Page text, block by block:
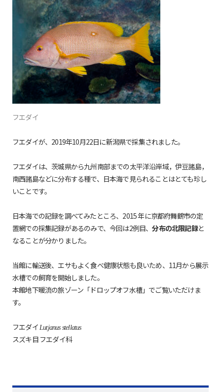
フエダイ
フエダイが、2019年10月22日に新潟県で採集されました。
フエダイは、茨城県から九州南部までの太平洋沿岸域，伊豆諸島，
南西諸島などに分布する種で、日本海で見られることはとても珍し
いことです。
日本海での記録を調べてみたところ、2015 年に京都府舞鶴市の定
置網での採集記録があるのみで、今回は2例目、分布の北限記録と
なることが分かりました。
当館に輸送後、エサもよく食べ健康状態も良いため、11月から展示
水槽での飼育を開始しました。
本館地下暖流の旅ゾーン「ドロップオフ水槽」でご覧いただけま
す。
フエダイ Lutjanus stellatus
スズキ目 フエダイ科